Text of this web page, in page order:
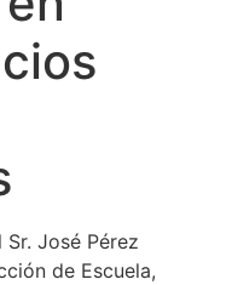
José Pérez
de Escuela,